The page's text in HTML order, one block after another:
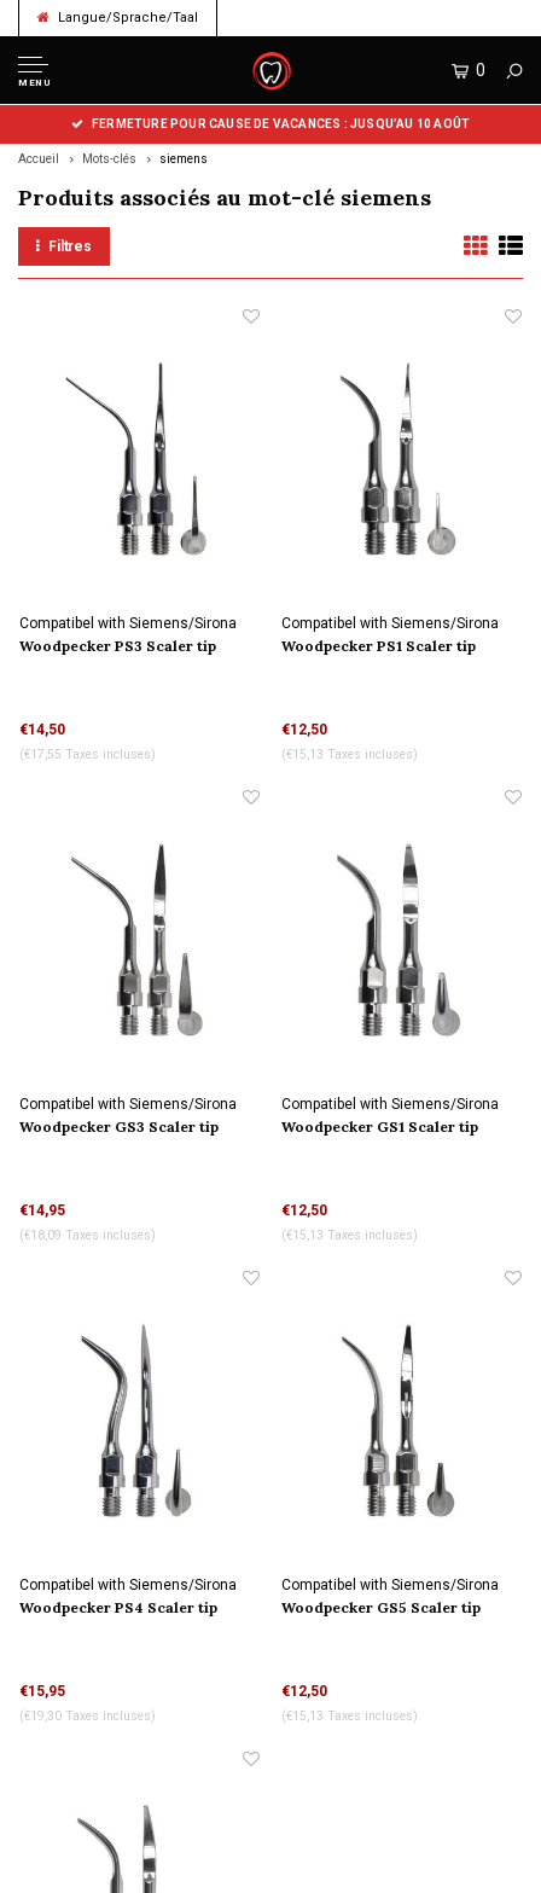
Langue/Sprache/Taal
MENU
0
FERMETURE POUR CAUSE DE VACANCES : JUSQU’AU 10 AOÛT
Accueil Mots-clés siemens
Produits associés au mot-clé siemens
Filtres
Compatibel with Siemens/Sirona
connection
Woodpecker PS3 Scaler tip
€14,50
(€17,55 Taxes incluses)
Compatibel with Siemens/Sirona
connection
Woodpecker PS1 Scaler tip
€12,50
(€15,13 Taxes incluses)
Compatibel with Siemens/Sirona
connection
Woodpecker GS3 Scaler tip
€14,95
(€18,09 Taxes incluses)
Compatibel with Siemens/Sirona
connection
Woodpecker GS1 Scaler tip
€12,50
(€15,13 Taxes incluses)
Compatibel with Siemens/Sirona
connection
Woodpecker PS4 Scaler tip
€15,95
(€19,30 Taxes incluses)
Compatibel with Siemens/Sirona
connection
Woodpecker GS5 Scaler tip
€12,50
(€15,13 Taxes incluses)